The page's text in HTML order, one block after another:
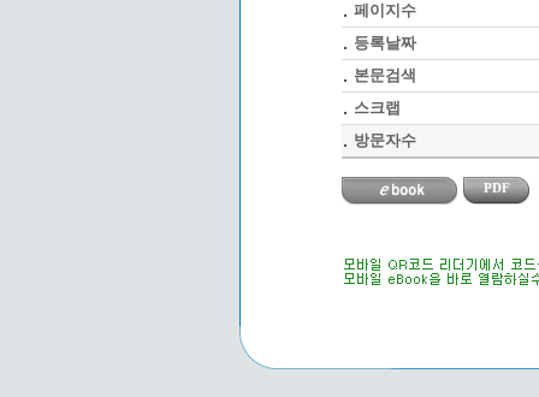
페이지수
등록날짜
본문검색
스크랩
방문자수
PDF